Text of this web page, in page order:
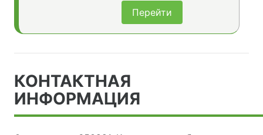
Перейти
КОНТАКТНАЯ
ИНФОРМАЦИЯ